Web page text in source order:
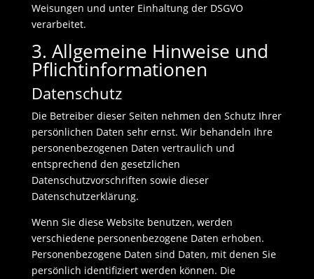
Weisungen und unter Einhaltung der DSGVO
verarbeitet.
3. Allgemeine Hinweise und
Pflicht­informationen
Datenschutz
Die Betreiber dieser Seiten nehmen den Schutz Ihrer
persönlichen Daten sehr ernst. Wir behandeln Ihre
personenbezogenen Daten vertraulich und
entsprechend den gesetzlichen
Datenschutzvorschriften sowie dieser
Datenschutzerklärung.
Wenn Sie diese Website benutzen, werden
verschiedene personenbezogene Daten erhoben.
Personenbezogene Daten sind Daten, mit denen Sie
persönlich identifiziert werden können. Die